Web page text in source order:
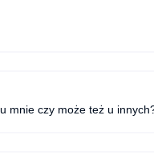
mnie czy może też u